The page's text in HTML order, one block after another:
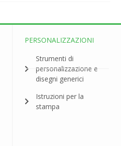
PERSONALIZZAZIONI
Strumenti di
personalizzazione e
disegni generici
Istruzioni per la
stampa